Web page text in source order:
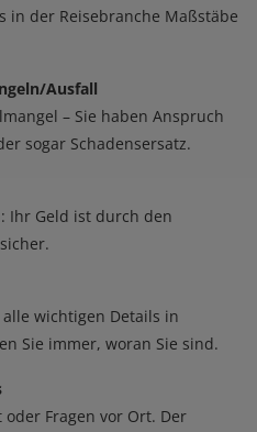
in der Reisebranche Maßstäbe
Ausfall
– Sie haben Anspruch
sogar Schadensersatz.
Ihr Geld ist durch den
wichtigen Details in
Sie immer, woran Sie sind.
Fragen vor Ort. Der